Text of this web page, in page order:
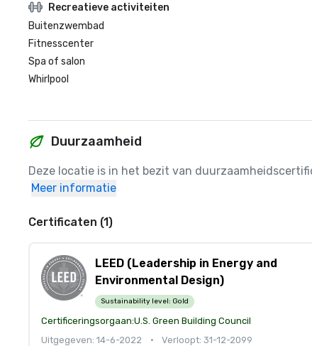
Recreatieve activiteiten
Buitenzwembad
Fitnesscenter
Spa of salon
Whirlpool
Duurzaamheid
Deze locatie is in het bezit van
Meer informatie
Certificaten (1)
LEED (Leadership in Energy and
Environmental Design)
Sustainability level: Gold
Certificeringsorgaan:U.S. Green Building Council
Uitgegeven: 14-6-2022
• Verloopt: 31-12-2099